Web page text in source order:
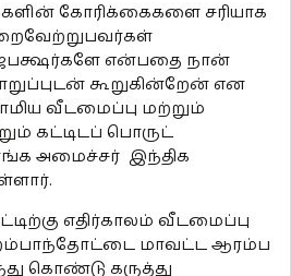
கோரிக்கைகளை சரியாக
என்பதை நான்
கூறுகின்றேன் என
வீடமைப்பு மற்றும்
கட்டிடப் பொருட்
அமைச்சர் இந்திக
எதிர்காலம் வீடமைப்பு
மாவட்ட ஆரம்ப
கொண்டு கருத்து